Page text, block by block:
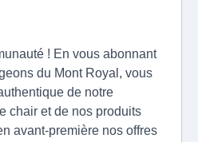
! En vous abonnant
du Mont Royal, vous
de notre
chair et de nos produits
avant-première nos offres